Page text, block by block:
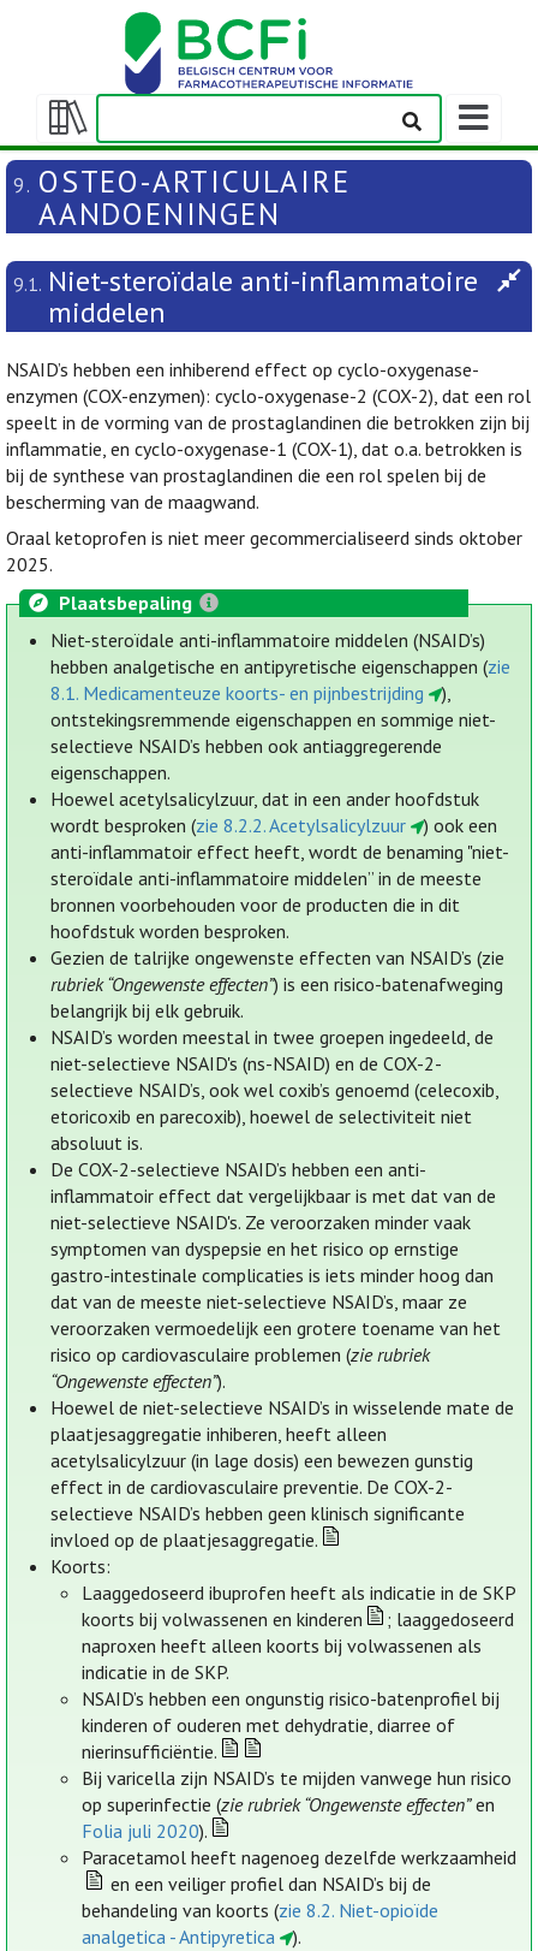
Weergeven/verbergen
inhoudstafel
9. OSTEO-ARTICULAIRE
AANDOENINGEN
9.1. Niet-steroïdale anti-inflammatoire
middelen
NSAID’s hebben een inhiberend effect op cyclo-oxygenase-
enzymen (COX-enzymen): cyclo-oxygenase-2 (COX-2), dat een rol
speelt in de vorming van de prostaglandinen die betrokken zijn bij
inflammatie, en cyclo-oxygenase-1 (COX-1), dat o.a. betrokken is
bij de synthese van prostaglandinen die een rol spelen bij de
bescherming van de maagwand.
Oraal ketoprofen is niet meer gecommercialiseerd sinds oktober
2025.
Plaatsbepaling
Niet-steroïdale anti-inflammatoire middelen (NSAID’s)
hebben analgetische en antipyretische eigenschappen (zie
8.1. Medicamenteuze koorts- en pijnbestrijding
),
ontstekingsremmende eigenschappen en sommige niet-
selectieve NSAID’s hebben ook antiaggregerende
eigenschappen.
Hoewel acetylsalicylzuur, dat in een ander hoofdstuk
wordt besproken (zie 8.2.2. Acetylsalicylzuur
) ook een
anti-inflammatoir effect heeft, wordt de benaming "niet-
steroïdale anti-inflammatoire middelen” in de meeste
bronnen voorbehouden voor de producten die in dit
hoofdstuk worden besproken.
Gezien de talrijke ongewenste effecten van NSAID’s (zie
rubriek “Ongewenste effecten”) is een risico-batenafweging
belangrijk bij elk gebruik.
NSAID’s worden meestal in twee groepen ingedeeld, de
niet-selectieve NSAID's (ns-NSAID) en de COX-2-
selectieve NSAID’s, ook wel coxib’s genoemd (celecoxib,
etoricoxib en parecoxib), hoewel de selectiviteit niet
absoluut is.
De COX-2-selectieve NSAID’s hebben een anti-
inflammatoir effect dat vergelijkbaar is met dat van de
niet-selectieve NSAID's. Ze veroorzaken minder vaak
symptomen van dyspepsie en het risico op ernstige
gastro-intestinale complicaties is iets minder hoog dan
dat van de meeste niet-selectieve NSAID’s, maar ze
veroorzaken vermoedelijk een grotere toename van het
risico op cardiovasculaire problemen (zie rubriek
“Ongewenste effecten”).
Hoewel de niet-selectieve NSAID’s in wisselende mate de
plaatjesaggregatie inhiberen, heeft alleen
acetylsalicylzuur (in lage dosis) een bewezen gunstig
effect in de cardiovasculaire preventie. De COX-2-
selectieve NSAID’s hebben geen klinisch significante
invloed op de plaatjesaggregatie.
Koorts:
Laaggedoseerd ibuprofen heeft als indicatie in de SKP
koorts bij volwassenen en kinderen
; laaggedoseerd
naproxen heeft alleen koorts bij volwassenen als
indicatie in de SKP.
NSAID’s hebben een ongunstig risico-batenprofiel bij
kinderen of ouderen met dehydratie, diarree of
nierinsufficiëntie.
Bij varicella zijn NSAID’s te mijden vanwege hun risico
op superinfectie (zie rubriek “Ongewenste effecten”en
Folia juli 2020).
Paracetamol heeft nagenoeg dezelfde werkzaamheid
en een veiliger profiel dan NSAID’s bij de
behandeling van koorts (zie 8.2. Niet-opioïde
analgetica - Antipyretica
).